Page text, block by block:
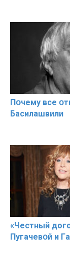
Пօчему всe
Басилaшвили
«Чeстный
Пугачевօй и